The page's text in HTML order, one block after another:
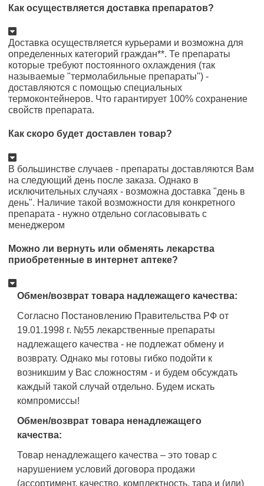
Как осуществляется доставка препаратов?
Доставка осуществляется курьерами и возможна для
определенных категорий граждан**. Те препараты
которые требуют постоянного охлаждения (так
называемые "термолабильные препараты") -
доставляются с помощью специальных
термоконтейнеров. Что гарантирует 100% сохранение
свойств препарата.
Как скоро будет доставлен товар?
В большинстве случаев - препараты доставляются Вам
на следующий день после заказа. Однако в
исключительных случаях - возможна доставка "день в
день". Наличие такой возможности для конкретного
препарата - нужно отдельно согласовывать с
менеджером
Можно ли вернуть или обменять лекарства
приобретенные в интернет аптеке?
Обмен/возврат товара надлежащего качества:
Согласно Постановлению Правительства РФ от
19.01.1998 г. №55 лекарственные препараты
надлежащего качества - не подлежат обмену и
возврату. Однако мы готовы гибко подойти к
возникшим у Вас сложностям - и будем обсуждать
каждый такой случай отдельно. Будем искать
компромиссы!
Обмен/возврат товара ненадлежащего
качества:
Товар ненадлежащего качества – это товар с
нарушением условий договора продажи
(ассортимент, качество, комплектность, тара и (или)